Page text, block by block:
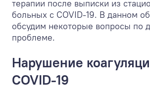
терапии после выписки из
больных с COVID-19. В данном
обсудим некоторые вопросы по
проблеме.
Нарушение
COVID-19